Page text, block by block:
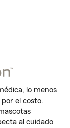
lo menos
el costo.
al cuidado